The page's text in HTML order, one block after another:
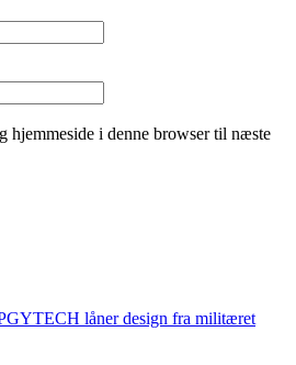
hjemmeside i denne browser til næste
låner design fra militæret